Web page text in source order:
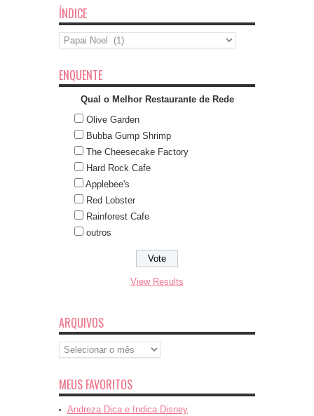
ÍNDICE
Índice
ENQUENTE
Qual o Melhor Restaurante de Rede
Olive Garden
Bubba Gump Shrimp
The Cheesecake Factory
Hard Rock Cafe
Applebee's
Red Lobster
Rainforest Cafe
outros
View Results
ARQUIVOS
Arquivos
MEUS FAVORITOS
Andreza Dica e Indica Disney